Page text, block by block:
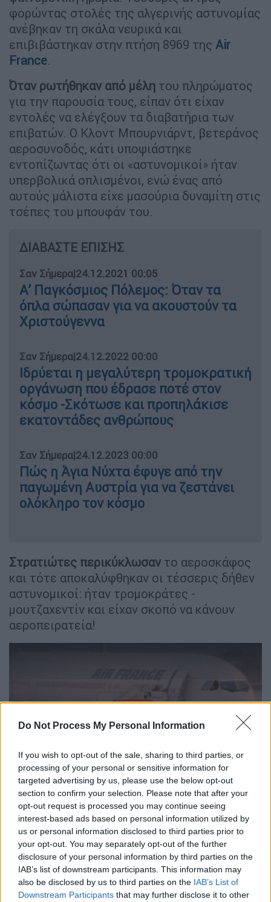
Do Not Process My Personal Information
If you wish to opt-out of the sale, sharing to third parties, or
processing of your personal or sensitive information for
targeted advertising by us, please use the below opt-out
section to confirm your selection. Please note that after your
opt-out request is processed you may continue seeing
interest-based ads based on personal information utilized by
us or personal information disclosed to third parties prior to
your opt-out. You may separately opt-out of the further
disclosure of your personal information by third parties on the
IAB’s list of downstream participants. This information may
also be disclosed by us to third parties on the IAB’s List of
Downstream Participants that may further disclose it to other
φορώντας στολές της αλγερινής αστυνομίας
ανέβηκαν τη σκάλα νευρικά και
επιβιβάστηκαν στην πτήση 8969 της Air
France.
Όταν ρωτήθηκαν από μέλη του πληρώματος
για την παρουσία τους, είπαν ότι είχαν
εντολές να ελέγξουν τα διαβατήρια των
επιβατών. Ο Κλοντ Μπουρνιάρντ, βετεράνος
αεροσυνοδός, κάτι υποψιάστηκε
εντοπίζωντας ότι οι «αστυνομικοί» ήταν
υπερβολικά οπλισμένοι, ενώ ένας από
αυτούς μάλιστα είχε μασούρια δυναμίτη στις
τσέπες του μπουφάν του.
ΔΙΑΒΑΣΤΕ ΕΠΙΣΗΣ
Σαν Σήμερα|24.12.2021 00:05
Α’ Παγκόσμιος Πόλεμος: Όταν τα
όπλα σώπασαν για να ακουστούν τα
Χριστούγεννα
Σαν Σήμερα|24.12.2022 00:00
Ιδρύεται η μεγαλύτερη τρομοκρατική
οργάνωση που έδρασε ποτέ στον
κόσμο -Σκότωσε και προπηλάκισε
εκατοντάδες ανθρώπους
Σαν Σήμερα|24.12.2023 00:00
Πώς η Άγια Νύχτα έφυγε από την
παγωμένη Αυστρία για να ζεστάνει
ολόκληρο τον κόσμο
Στρατιώτες περικύκλωσαν το αεροσκάφος
και τότε αποκαλύφθηκαν οι τέσσερις δήθεν
αστυνομικοί: ήταν τρομοκράτες -
μουτζαχεντίν και είχαν σκοπό να κάνουν
αεροπειρατεία!
video
Οι αεροπειρατές, μάλιστα, αποκάλυψαν ότι
δεν ζητούσαν τίποτα: ούτε πολιτικά
αιτήματα ούτε την απελευθέρωση
κρατουμένων συντρόφων τους, και κυρίως
ουδεμία διαπραγμάτευση για τους ομήρους·
σκοπός τους ήταν να οδηγήσουν το
αεροπλάνο στο Παρίσι. Οι αλγερινές αρχές